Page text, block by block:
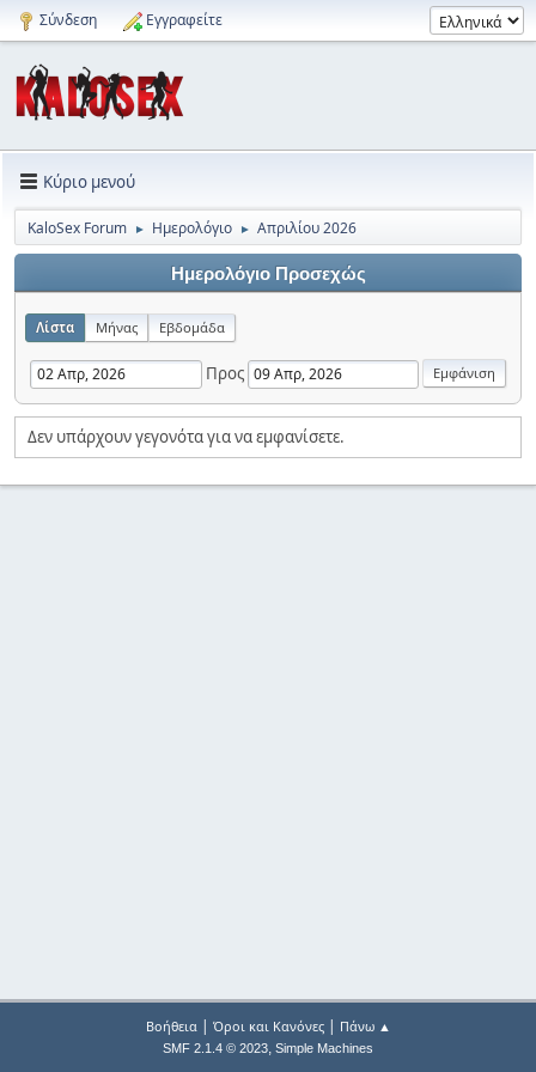
Σύνδεση Εγγραφείτε
Κύριο μενού
KaloSex Forum ► Ημερολόγιο ► Απριλίου 2026
Ημερολόγιο Προσεχώς
Λίστα Μήνας Εβδομάδα
Προς
Δεν υπάρχουν γεγονότα για να εμφανίσετε.
Βοήθεια| Όροι και Κανόνες| Πάνω ▲
SMF 2.1.4 © 2023, Simple Machines